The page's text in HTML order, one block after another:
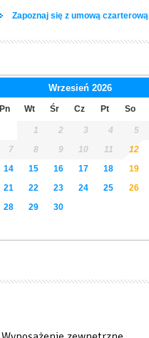
Zapoznaj się z umową czarterową
Wrzesień 2026
Pn Wt Śr Cz Pt So
1 2 3 4 5
7
8 9 10 11 12
14
15 16 17 18 19
21
22 23 24 25 26
28
29 30